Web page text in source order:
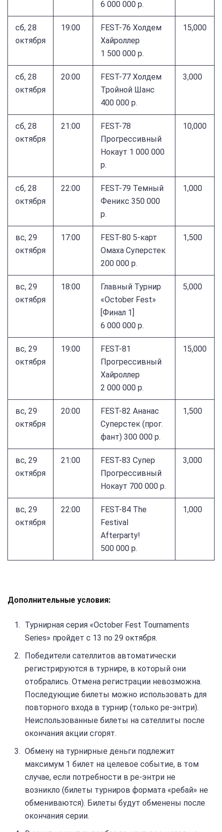
6 000 000 р.
сб, 28
октября
19:00
FEST-76 Холдем
Хайроллер
1 500 000 р.
15,000
сб, 28
октября
20:00
FEST-77 Холдем
Тройной Шанс
400 000 р.
3,000
сб, 28
октября
21:00
FEST-78
Прогрессивный
Нокаут 1 000 000
р.
10,000
сб, 28
октября
22:00
FEST-79 Темный
Феникс 350 000
р.
1,000
вс, 29
октября
17:00
FEST-80 5-карт
Омаха Суперстек
200 000 р.
1,500
вс, 29
октября
18:00
Главный Турнир
«October Fest»
[Финал 1]
6 000 000 р.
5,000
вс, 29
октября
19:00
FEST-81
Прогрессивный
Хайроллер
2 000 000 р.
15,000
вс, 29
октября
20:00
FEST-82 Ананас
Суперстек (прог.
фант) 300 000 р.
1,500
вс, 29
октября
21:00
FEST-83 Супер
Прогрессивный
Нокаут 700 000 р.
3,000
вс, 29
октября
22:00
FEST-84 The
Festival
Afterparty!
500 000 р.
1,000
Дополнительные условия:
Турнирная серия «October Fest Tournaments
Series» пройдет с 13 по 29 октября.
Победители сателлитов автоматически
регистрируются в турнире, в который они
отобрались. Отмена регистрации невозможна.
Последующие билеты можно использовать для
повторного входа в турнир (только ре-энтри).
Неиспользованные билеты на сателлиты после
окончания акции сгорят.
Обмену на турнирные деньги подлежит
максимум 1 билет на целевое событие, в том
случае, если потребности в ре-энтри не
возникло (билеты турниров формата «ребай» не
обмениваются). Билеты будут обменены после
окончания серии.